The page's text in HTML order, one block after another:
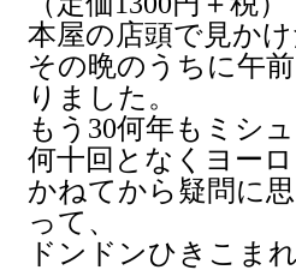
本屋の店頭で見か
その晩のうちに午
りました。
もう30何年もミシ
何十回となくヨー
かねてから疑問に
って、
ドンドンひきこま